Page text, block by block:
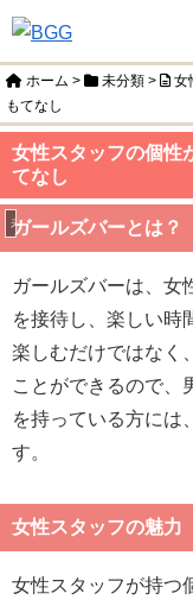
ホーム > 未分類 >
女
もてなし
女性スタッフの個性
てなし
未分類
ガールズバーとは？
ガールズバーは、女
を接待し、楽しい時
楽しむだけではなく
ことができるので、
を持っている方には
す。
女性スタッフの魅力
女性スタッフが持つ